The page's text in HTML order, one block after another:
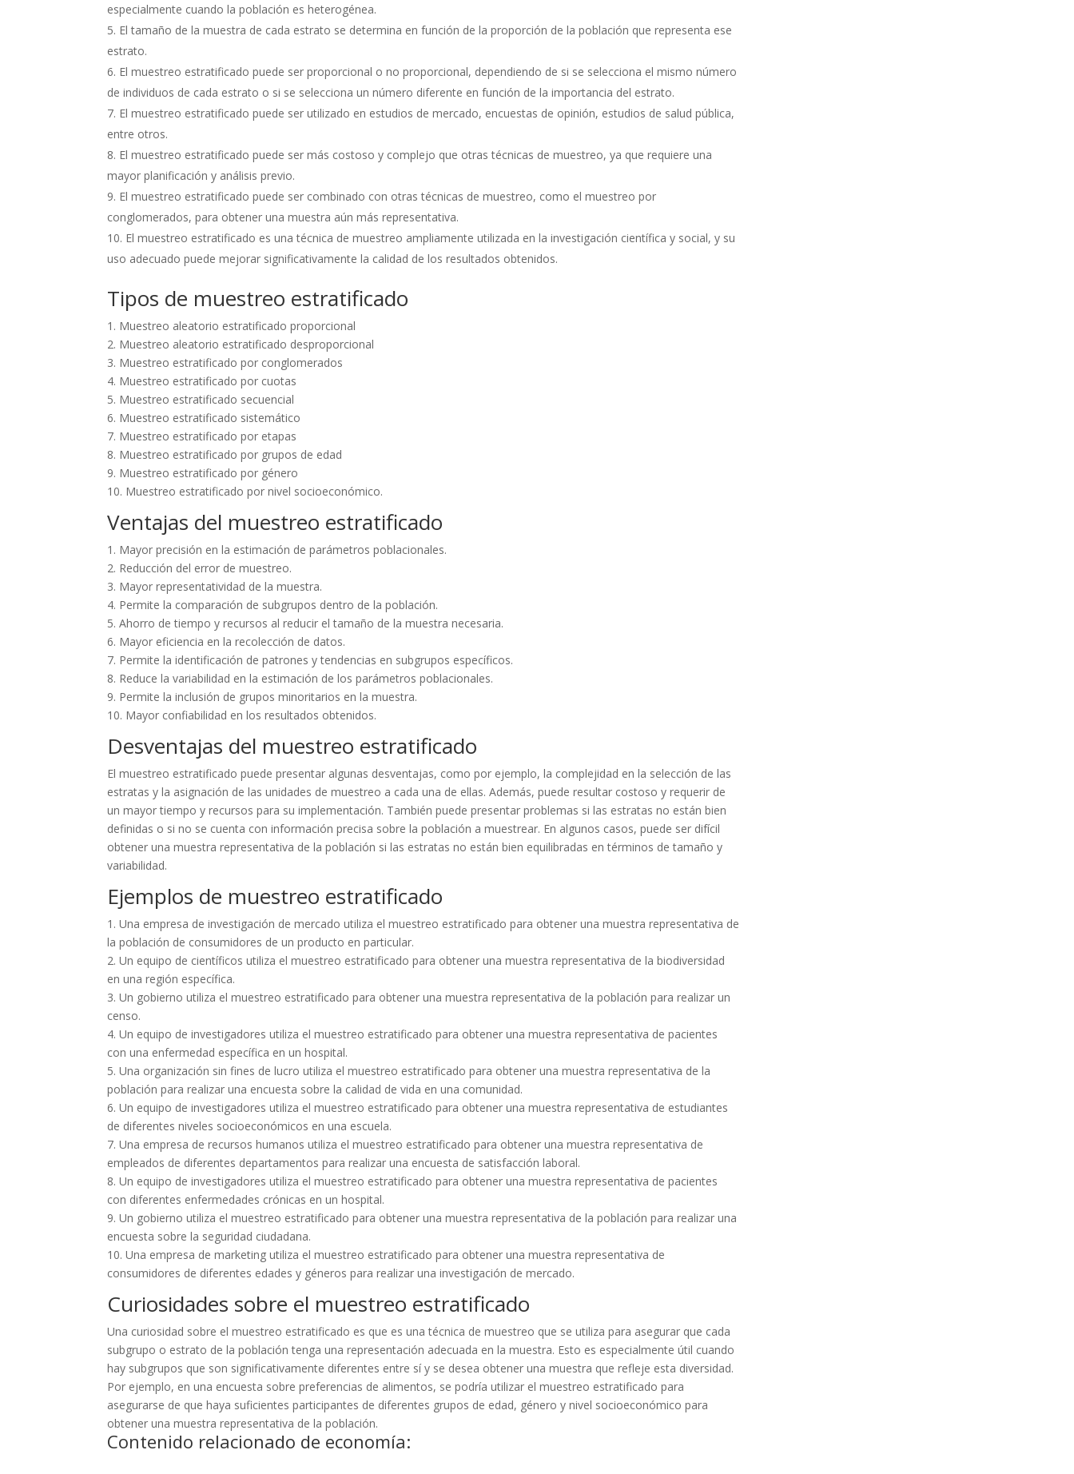
especialmente cuando la población es heterogénea.
El tamaño de la muestra de cada estrato se determina en función de la proporción de la población que representa ese
estrato.
El muestreo estratificado puede ser proporcional o no proporcional, dependiendo de si se selecciona el mismo número
de individuos de cada estrato o si se selecciona un número diferente en función de la importancia del estrato.
El muestreo estratificado puede ser utilizado en estudios de mercado, encuestas de opinión, estudios de salud pública,
entre otros.
El muestreo estratificado puede ser más costoso y complejo que otras técnicas de muestreo, ya que requiere una
mayor planificación y análisis previo.
El muestreo estratificado puede ser combinado con otras técnicas de muestreo, como el muestreo por
conglomerados, para obtener una muestra aún más representativa.
El muestreo estratificado es una técnica de muestreo ampliamente utilizada en la investigación científica y social, y su
uso adecuado puede mejorar significativamente la calidad de los resultados obtenidos.
Tipos de muestreo estratificado
1. Muestreo aleatorio estratificado proporcional
2. Muestreo aleatorio estratificado desproporcional
3. Muestreo estratificado por conglomerados
4. Muestreo estratificado por cuotas
5. Muestreo estratificado secuencial
6. Muestreo estratificado sistemático
7. Muestreo estratificado por etapas
8. Muestreo estratificado por grupos de edad
9. Muestreo estratificado por género
10. Muestreo estratificado por nivel socioeconómico.
Ventajas del muestreo estratificado
1. Mayor precisión en la estimación de parámetros poblacionales.
2. Reducción del error de muestreo.
3. Mayor representatividad de la muestra.
4. Permite la comparación de subgrupos dentro de la población.
5. Ahorro de tiempo y recursos al reducir el tamaño de la muestra necesaria.
6. Mayor eficiencia en la recolección de datos.
7. Permite la identificación de patrones y tendencias en subgrupos específicos.
8. Reduce la variabilidad en la estimación de los parámetros poblacionales.
9. Permite la inclusión de grupos minoritarios en la muestra.
10. Mayor confiabilidad en los resultados obtenidos.
Desventajas del muestreo estratificado
El muestreo estratificado puede presentar algunas desventajas, como por ejemplo, la complejidad en la selección de las
estratas y la asignación de las unidades de muestreo a cada una de ellas. Además, puede resultar costoso y requerir de
un mayor tiempo y recursos para su implementación. También puede presentar problemas si las estratas no están bien
definidas o si no se cuenta con información precisa sobre la población a muestrear. En algunos casos, puede ser difícil
obtener una muestra representativa de la población si las estratas no están bien equilibradas en términos de tamaño y
variabilidad.
Ejemplos de muestreo estratificado
1. Una empresa de investigación de mercado utiliza el muestreo estratificado para obtener una muestra representativa de
la población de consumidores de un producto en particular.
2. Un equipo de científicos utiliza el muestreo estratificado para obtener una muestra representativa de la biodiversidad
en una región específica.
3. Un gobierno utiliza el muestreo estratificado para obtener una muestra representativa de la población para realizar un
censo.
4. Un equipo de investigadores utiliza el muestreo estratificado para obtener una muestra representativa de pacientes
con una enfermedad específica en un hospital.
5. Una organización sin fines de lucro utiliza el muestreo estratificado para obtener una muestra representativa de la
población para realizar una encuesta sobre la calidad de vida en una comunidad.
6. Un equipo de investigadores utiliza el muestreo estratificado para obtener una muestra representativa de estudiantes
de diferentes niveles socioeconómicos en una escuela.
7. Una empresa de recursos humanos utiliza el muestreo estratificado para obtener una muestra representativa de
empleados de diferentes departamentos para realizar una encuesta de satisfacción laboral.
8. Un equipo de investigadores utiliza el muestreo estratificado para obtener una muestra representativa de pacientes
con diferentes enfermedades crónicas en un hospital.
9. Un gobierno utiliza el muestreo estratificado para obtener una muestra representativa de la población para realizar una
encuesta sobre la seguridad ciudadana.
10. Una empresa de marketing utiliza el muestreo estratificado para obtener una muestra representativa de
consumidores de diferentes edades y géneros para realizar una investigación de mercado.
Curiosidades sobre el muestreo estratificado
Una curiosidad sobre el muestreo estratificado es que es una técnica de muestreo que se utiliza para asegurar que cada
subgrupo o estrato de la población tenga una representación adecuada en la muestra. Esto es especialmente útil cuando
hay subgrupos que son significativamente diferentes entre sí y se desea obtener una muestra que refleje esta diversidad.
Por ejemplo, en una encuesta sobre preferencias de alimentos, se podría utilizar el muestreo estratificado para
asegurarse de que haya suficientes participantes de diferentes grupos de edad, género y nivel socioeconómico para
obtener una muestra representativa de la población.
Contenido relacionado de economía: